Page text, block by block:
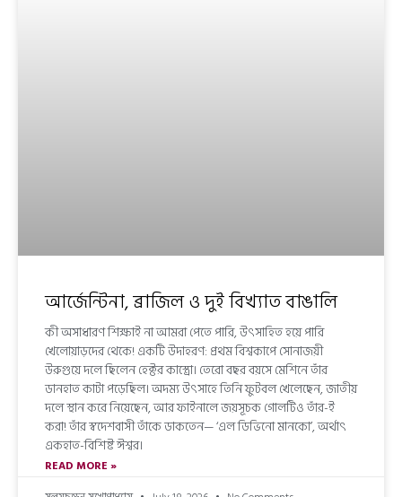
আর্জেন্টিনা, ব্রাজিল ও দুই বিখ্যাত বাঙালি
কী অসাধারণ শিক্ষাই না আমরা পেতে পারি, উৎসাহিত হয়ে পারি
খেলোয়াড়দের থেকে! একটি উদাহরণ: প্রথম বিশ্বকাপে সোনাজয়ী
উরুগুয়ে দলে ছিলেন হেক্টর কাস্ত্রো। তেরো বছর বয়সে মেশিনে তাঁর
ডানহাত কাটা পড়েছিল। অদম্য উৎসাহে তিনি ফুটবল খেলেছেন, জাতীয়
দলে স্থান করে নিয়েছেন, আর ফাইনালে জয়সূচক গোলটিও তাঁর-ই
করা! তাঁর স্বদেশবাসী তাঁকে ডাকতেন— ‘এল ডিভিনো মানকো’, অর্থাৎ
একহাত-বিশিষ্ট ঈশ্বর।
READ MORE »